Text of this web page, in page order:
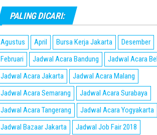
PALING DICARI:
Agustus April Bursa Kerja Jakarta
Desember
Februari
Jadwal Acara Bandung
Jadwal Acara
Jadwal Acara Jakarta
Jadwal Acara Malang
Jadwal Acara Semarang
Jadwal Acara Surabaya
Jadwal Acara Tangerang
Jadwal Acara Yogyakarta
Jadwal Bazaar Jakarta
Jadwal Job Fair 2018